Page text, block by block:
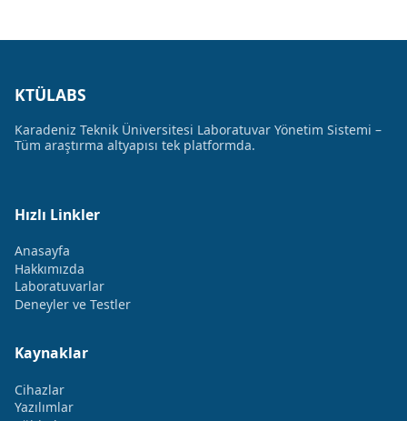
KTÜLABS
Karadeniz Teknik Üniversitesi Laboratuvar Yönetim Sistemi –
Tüm araştırma altyapısı tek platformda.
Hızlı Linkler
Anasayfa
Hakkımızda
Laboratuvarlar
Deneyler ve Testler
Kaynaklar
Cihazlar
Yazılımlar